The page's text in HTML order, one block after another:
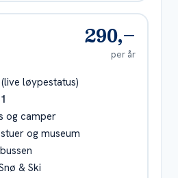
290,–
per år
løypestatus)
1
og camper
og museum
& Ski